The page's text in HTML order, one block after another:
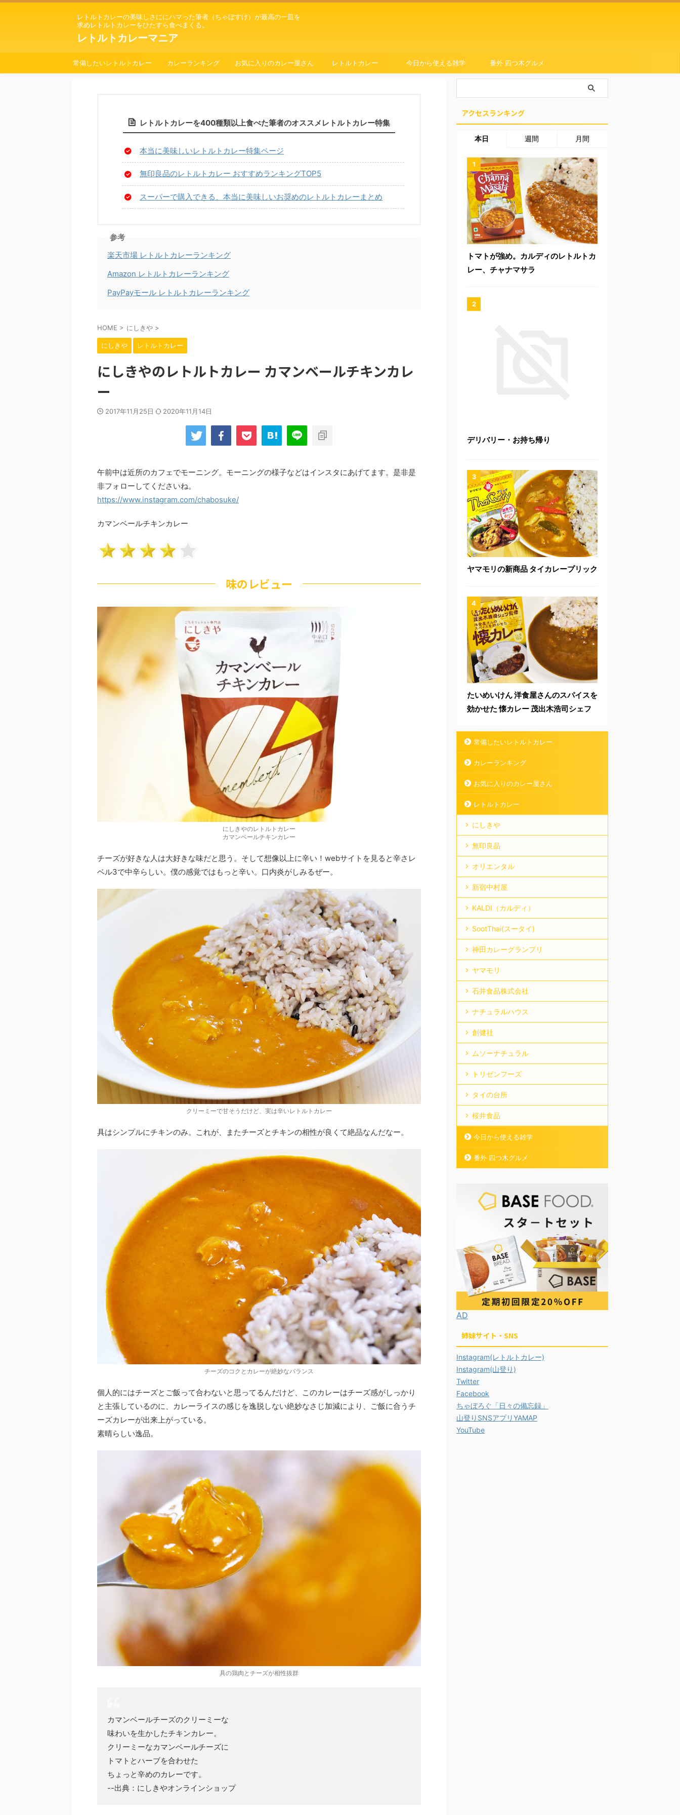
レトルトカレーの美味しさににハマった筆者（ちゃぼすけ）が最高の一皿を
求めレトルトカレーをひたすら食べまくる。
レトルトカレーマニア
常備したいレトルトカレー カレーランキング お気に入りのカレー屋さん レトルトカレー 今日から使える雑学 番外 四つ木グルメ
レトルトカレーを400種類以上食べた筆者のオススメレトルトカレー特集
本当に美味しいレトルトカレー特集ページ
無印良品のレトルトカレー おすすめランキングTOP5
スーパーで購入できる、本当に美味しいお奨めのレトルトカレーまとめ
参考
楽天市場 レトルトカレーランキング
Amazon レトルトカレーランキング
PayPayモール レトルトカレーランキング
HOME > にしきや >
にしきや レトルトカレー
にしきやのレトルトカレー カマンベールチキンカレ
ー
2017年11月25日 2020年11月14日
午前中は近所のカフェでモーニング。モーニングの様子などはインスタにあげてます。是非是
非フォローしてくださいね。
https://www.instagram.com/chabosuke/
カマンベールチキンカレー
味のレビュー
にしきやのレトルトカレー
カマンベールチキンカレー
チーズが好きな人は大好きな味だと思う。そして想像以上に辛い！webサイトを見ると辛さレ
ベル3で中辛らしい。僕の感覚ではもっと辛い。口内炎がしみるぜー。
クリーミーで甘そうだけど、実は辛いレトルトカレー
具はシンプルにチキンのみ。これが、またチーズとチキンの相性が良くて絶品なんだなー。
チーズのコクとカレーが絶妙なバランス
個人的にはチーズとご飯って合わないと思ってるんだけど、このカレーはチーズ感がしっかり
と主張しているのに、カレーライスの感じを逸脱しない絶妙なさじ加減により、ご飯に合うチ
ーズカレーが出来上がっている。
素晴らしい逸品。
具の鶏肉とチーズが相性抜群
カマンベールチーズのクリーミーな
味わいを生かしたチキンカレー。
クリーミーなカマンベールチーズに
トマトとハーブを合わせた
ちょっと辛めのカレーです。
--出典：にしきやオンラインショップ
アクセスランキング
本日 週間 月間
トマトが強め。カルディのレトルトカ
レー、チャナマサラ
デリバリー・お持ち帰り
ヤマモリの新商品 タイカレープリック
たいめいけん 洋食屋さんのスパイスを
効かせた 懐カレー 茂出木浩司シェフ
常備したいレトルトカレー
カレーランキング
お気に入りのカレー屋さん
レトルトカレー
にしきや
無印良品
オリエンタル
新宿中村屋
KALDI（カルディ）
SootThai(スータイ)
神田カレーグランプリ
ヤマモリ
石井食品株式会社
ナチュラルハウス
創健社
ムソーナチュラル
トリゼンフーズ
タイの台所
桜井食品
今日から使える雑学
番外 四つ木グルメ
AD
姉妹サイト・SNS
Instagram(レトルトカレー)
Instagram(山登り)
Twitter
Facebook
ちゃぼろぐ「日々の備忘録」
山登りSNSアプリYAMAP
YouTube